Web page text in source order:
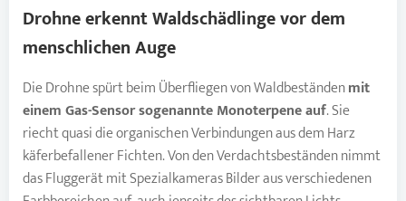
Drohne erkenntWaldschädlingevor dem
menschlichen Auge
Die Drohne spürt beim Überfliegen von Waldbeständenmit
einem Gas-Sensor sogenannte Monoterpene auf. Sie
riecht quasi die organischen Verbindungen aus dem Harz
käferbefallener Fichten. Von den Verdachtsbeständen nimmt
das Fluggerät mit Spezialkameras Bilder aus verschiedenen